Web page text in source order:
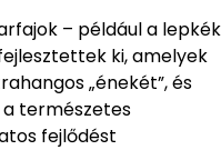
– például a lepkék
ki, amelyek
„énekét”, és
a természetes
fejlődést